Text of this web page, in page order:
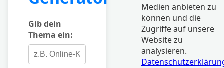
Gib dein
Thema ein:
Medien anbieten zu
können und die
Zugriffe auf unsere
Website zu
analysieren.